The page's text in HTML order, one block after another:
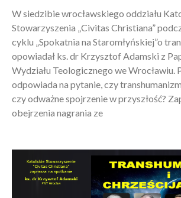
W siedzibie wrocławskiego oddziału
Stowarzyszenia „Civitas Christiana”
cyklu „Spokatnia na Staromłyńskiej”o
opowiadał ks. dr Krzysztof Adamski z
Wydziału Teologicznego we Wrocławiu.
odpowiada na pytanie, czy
czy odważne spojrzenie w przyszłość?
obejrzenia nagrania ze